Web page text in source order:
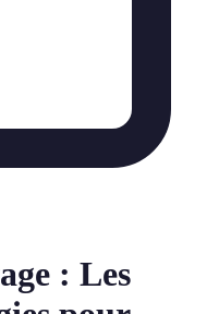
: Les